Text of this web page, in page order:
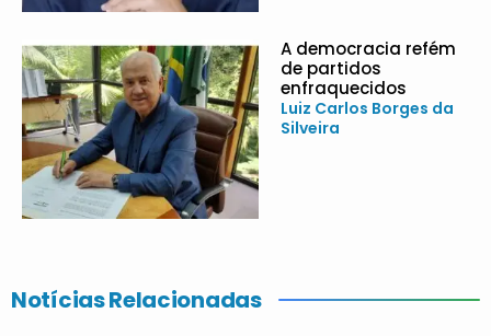
A democracia refém
de partidos
enfraquecidos
Luiz Carlos Borges da
Silveira
Notícias Relacionadas